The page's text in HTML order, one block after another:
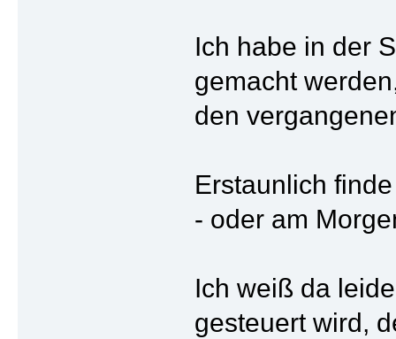
Ich habe in der
gemacht
den
Erstaunlich
- oder am
Ich weiß da
gesteuert wird,